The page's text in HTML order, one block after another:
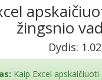
žingsnio
Dydis:
Kaip Excel